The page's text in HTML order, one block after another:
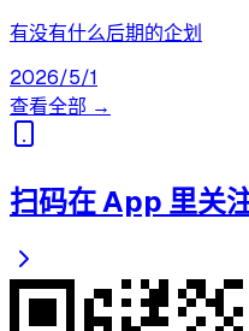
有没有什么后期的企划
2026/5/1
查看全部 →
扫码在 App 里关